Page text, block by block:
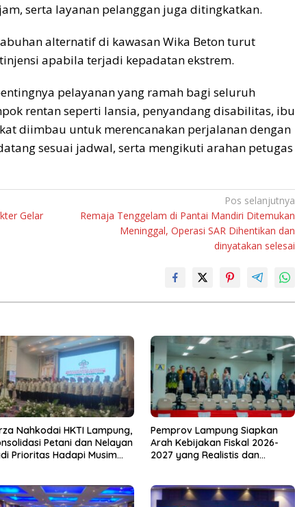
serta layanan pelanggan juga ditingkatkan.
alternatif di kawasan Wika Beton turut
apabila terjadi kepadatan ekstrem.
pelayanan yang ramah bagi seluruh
rentan seperti lansia, penyandang disabilitas, ibu
diimbau untuk merencanakan perjalanan dengan
sesuai jadwal, serta mengikuti arahan petugas
Gelar
Pos selanjutnya
Remaja Tenggelam di Pantai Mandiri Ditemukan
Meninggal, Operasi SAR Dihentikan dan
dinyatakan selesai
Nahkodai HKTI Lampung,
Petani dan Nelayan
Prioritas Hadapi Musim
Pemprov Lampung Siapkan
Arah Kebijakan Fiskal 2026-
2027 yang Realistis dan